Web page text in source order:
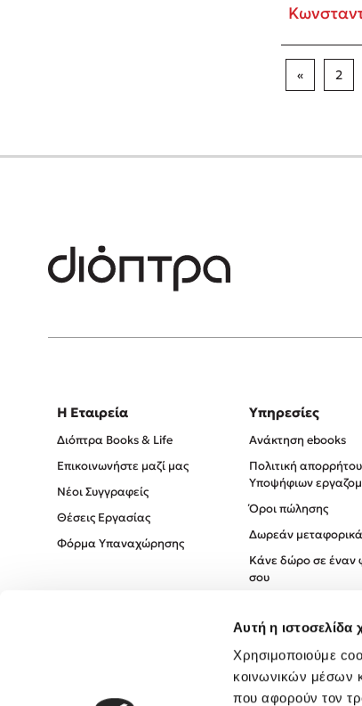
Αυτή η ιστοσελίδα
Χρησιμοποιούμε
κοινωνικών μέσων
που αφορούν τον
« 2
Η Εταιρεία
Διόπτρα Books & Life
Επικοινωνήστε μαζί μας
Νέοι Συγγραφείς
Θέσεις Εργασίας
Φόρμα Υπαναχώρησης
Υπηρεσίες
Ανάκτηση ebooks
Πολιτική απορρήτου
Υποψήφιων
Όροι πώλησης
Δωρεάν μεταφορικά
Κάνε δώρο σε έναν
σου
Πολιτική Απορρήτου
Όροι χρήσης